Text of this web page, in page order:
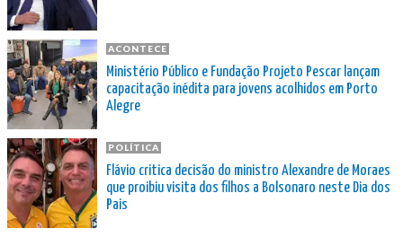
ACONTECE
Ministério Público e Fundação Projeto Pescar lançam
capacitação inédita para jovens acolhidos em Porto
Alegre
POLÍTICA
Flávio critica decisão do ministro Alexandre de Moraes
que proibiu visita dos filhos a Bolsonaro neste Dia dos
Pais